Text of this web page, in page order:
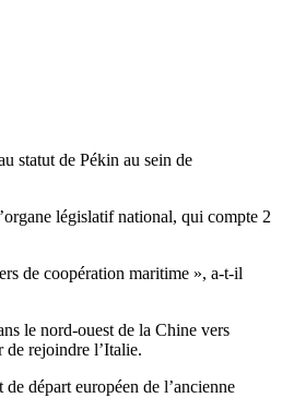
statut de Pékin au sein de
législatif national, qui compte 2
de coopération maritime », a-t-il
le nord-ouest de la Chine vers
de rejoindre l’Italie.
départ européen de l’ancienne